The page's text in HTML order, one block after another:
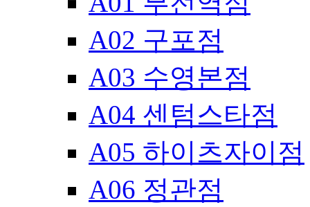
A02 구포점
A03 수영본점
A04 센텀스타점
A05 하이츠자이점
A06 정관점